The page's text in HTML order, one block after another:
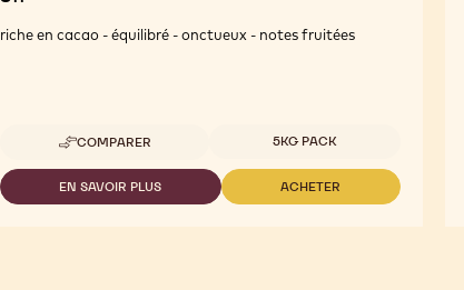
riche en cacao - équilibré - onctueux - notes fruitées
COMPARER
-
811
Tailles disponibles
5KG PACK
EN SAVOIR PLUS
-
ACHETER
-